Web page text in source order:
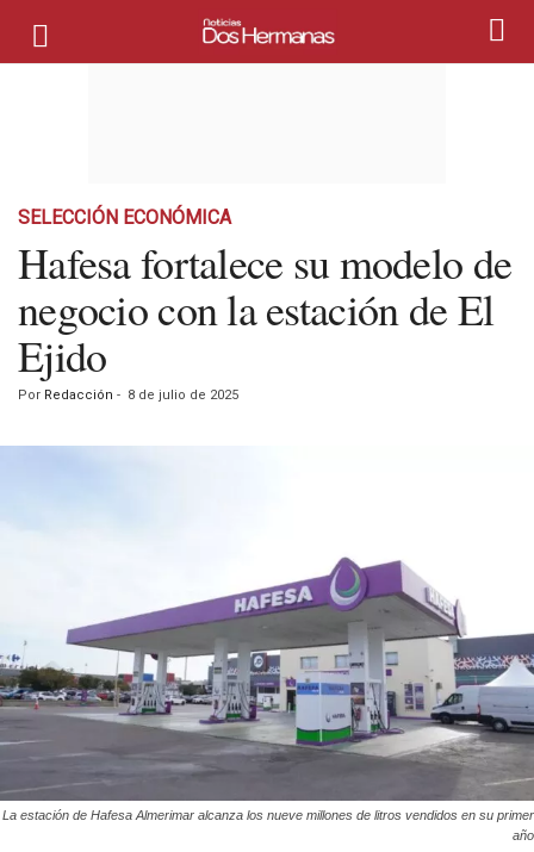
SELECCIÓN ECONÓMICA
Hafesa fortalece su modelo de
negocio con la estación de El
Ejido
Por Redacción - 8 de julio de 2025
La estación de Hafesa Almerimar alcanza los nueve millones de litros vendidos en su primer
año